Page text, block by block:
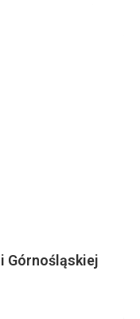
Górnośląskiej